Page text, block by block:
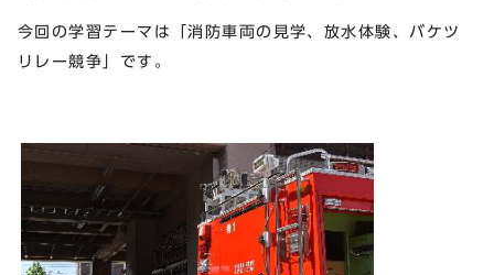
今回の学習テーマは「消防車両の見学、放水体験、バケツ
リレー競争」です。